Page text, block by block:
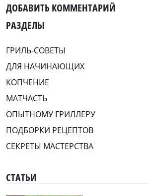
ДОБАВИТЬ КОММЕНТАРИЙ
РАЗДЕЛЫ
ГРИЛЬ-СОВЕТЫ
ДЛЯ НАЧИНАЮЩИХ
КОПЧЕНИЕ
МАТЧАСТЬ
ОПЫТНОМУ ГРИЛЛЕРУ
ПОДБОРКИ РЕЦЕПТОВ
СЕКРЕТЫ МАСТЕРСТВА
СТАТЬИ